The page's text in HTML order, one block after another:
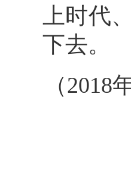
上时代
下去。
（2018